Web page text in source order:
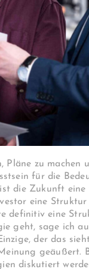
Pläne zu
für die
die Zukunft
eine
definitiv eine
geht, sage ich
der das
geäußert.
diskutiert